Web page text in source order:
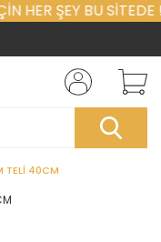
HER ŞEY BU SİTEDE !
TELİ 40CM